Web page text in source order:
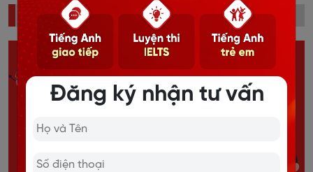
ĐỌC NHIỀU
Đăng ký nhận tư vấn